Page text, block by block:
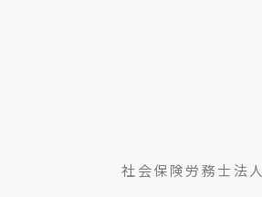
社会保険労務士法人